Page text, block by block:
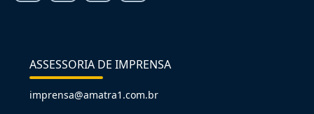
ASSESSORIA DE IMPRENSA
imprensa@amatra1.com.br